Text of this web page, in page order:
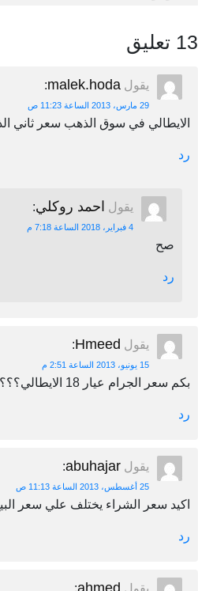
13 تعليق
يقول malek.hoda
:
29 مارس، 2013 الساعة 11:23 ص
الايطالي في سوق الذهب سعر ثاني الذهب 18و21 بي 75 الجرام كيف هما يبيعو هكي واما هو
رد
يقول احمد روكلي:
4 فبراير، 2018 الساعة 7:18 م
صح
رد
يقول Hmeed
:
15 يونيو، 2013 الساعة 2:51 م
بكم سعر الجرام عيار 18 الايطالي؟؟؟؟؟
رد
يقول abuhajar
:
25 أغسطس، 2013 الساعة 11:13 ص
اكيد سعر الشراء يختلف علي سعر
رد
يقول ahmed
: